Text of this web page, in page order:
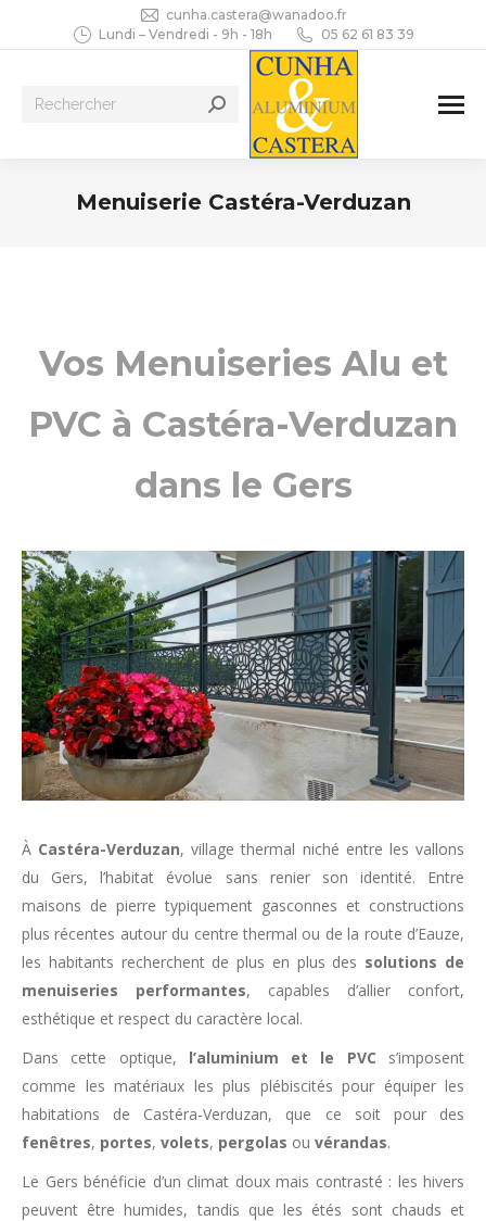
cunha.castera@wanadoo.fr
Lundi – Vendredi - 9h - 18h
05 62 61 83 39
Recherche
Menuiserie Castéra-Verduzan
Vos Menuiseries Alu et
PVC à Castéra-Verduzan
dans le Gers
À Castéra-Verduzan, village thermal niché entre les vallons
du Gers, l’habitat évolue sans renier son identité. Entre
maisons de pierre typiquement gasconnes et constructions
plus récentes autour du centre thermal ou de la route d’Eauze,
les habitants recherchent de plus en plus des solutions de
menuiseries performantes, capables d’allier confort,
esthétique et respect du caractère local.
Dans cette optique, l’aluminium et le PVC s’imposent
comme les matériaux les plus plébiscités pour équiper les
habitations de Castéra-Verduzan, que ce soit pour des
fenêtres, portes, volets, pergolas ou vérandas.
Le Gers bénéficie d’un climat doux mais contrasté : les hivers
peuvent être humides, tandis que les étés sont chauds et